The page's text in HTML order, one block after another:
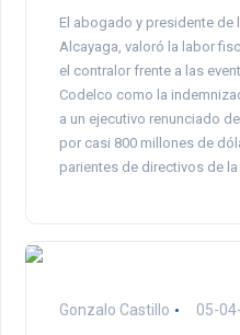
El abogado y presidente de
Alcayaga, valoró la labor
el contralor frente a las
Codelco como la
a un ejecutivo renunciado
por casi 800 millones de
parientes de directivos de
Gonzalo Castillo 05-